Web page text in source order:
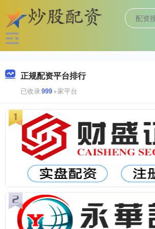
正规配资平台排行
已收录999+家平台